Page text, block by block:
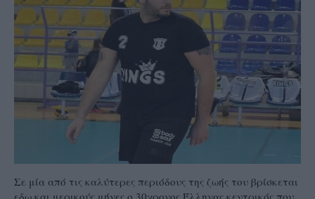
Σε μία από τις καλύτερες περιόδους της ζωής του βρίσκεται